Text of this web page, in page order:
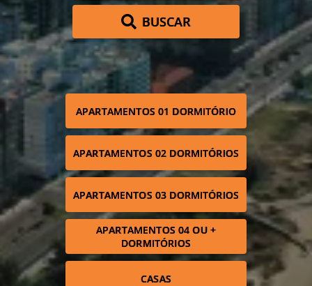
BUSCAR
APARTAMENTOS 01 DORMITÓRIO
APARTAMENTOS 02 DORMITÓRIOS
APARTAMENTOS 03 DORMITÓRIOS
APARTAMENTOS 04 OU +
DORMITÓRIOS
CASAS